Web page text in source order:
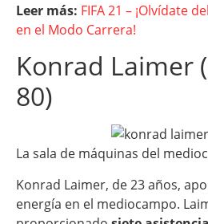
Leer más: FIFA 21 – ¡Olvídate
en el Modo Carrera!
Konrad Laimer
80)
La sala de máquinas del
Konrad Laimer, de 23 años,
energía en el mediocampo.